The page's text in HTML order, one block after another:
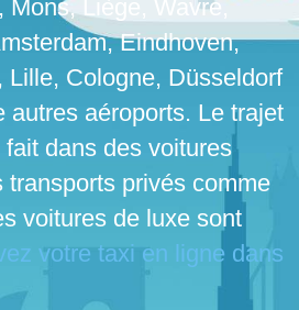
Mons, Liège, Wavre,
Eindhoven,
Lille, Cologne, Düsseldorf
autres aéroports. Le trajet
fait dans des voitures
transports privés comme
voitures de luxe sont
votre taxi en ligne dans